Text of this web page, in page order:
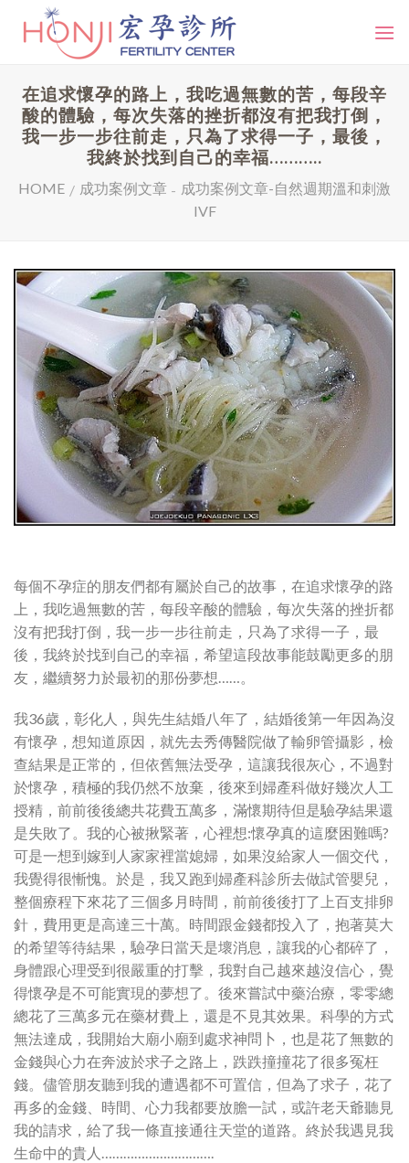
在追求懷孕的路上，我吃過無數的苦，每段辛
酸的體驗，每次失落的挫折都沒有把我打倒，
我一步一步往前走，只為了求得一子，最後，
我終於找到自己的幸福………..
HOME / 成功案例文章 - 成功案例文章-自然週期溫和刺激
IVF
每個不孕症的朋友們都有屬於自己的故事，在追求懷孕的路
上，我吃過無數的苦，每段辛酸的體驗，每次失落的挫折都
沒有把我打倒，我一步一步往前走，只為了求得一子，最
後，我終於找到自己的幸福，希望這段故事能鼓勵更多的朋
友，繼續努力於最初的那份夢想……。
我36歲，彰化人，與先生結婚八年了，結婚後第一年因為沒
有懷孕，想知道原因，就先去秀傳醫院做了輸卵管攝影，檢
查結果是正常的，但依舊無法受孕，這讓我很灰心，不過對
於懷孕，積極的我仍然不放棄，後來到婦產科做好幾次人工
授精，前前後後總共花費五萬多，滿懷期待但是驗孕結果還
是失敗了。我的心被揪緊著，心裡想:懷孕真的這麼困難嗎?
可是一想到嫁到人家家裡當媳婦，如果沒給家人一個交代，
我覺得很慚愧。於是，我又跑到婦產科診所去做試管嬰兒，
整個療程下來花了三個多月時間，前前後後打了上百支排卵
針，費用更是高達三十萬。時間跟金錢都投入了，抱著莫大
的希望等待結果，驗孕日當天是壞消息，讓我的心都碎了，
身體跟心理受到很嚴重的打擊，我對自己越來越沒信心，覺
得懷孕是不可能實現的夢想了。後來嘗試中藥治療，零零總
總花了三萬多元在藥材費上，還是不見其效果。科學的方式
無法達成，我開始大廟小廟到處求神問卜，也是花了無數的
金錢與心力在奔波於求子之路上，跌跌撞撞花了很多冤枉
錢。儘管朋友聽到我的遭遇都不可置信，但為了求子，花了
再多的金錢、時間、心力我都要放膽一試，或許老天爺聽見
我的請求，給了我一條直接通往天堂的道路。終於我遇見我
生命中的貴人………………………….